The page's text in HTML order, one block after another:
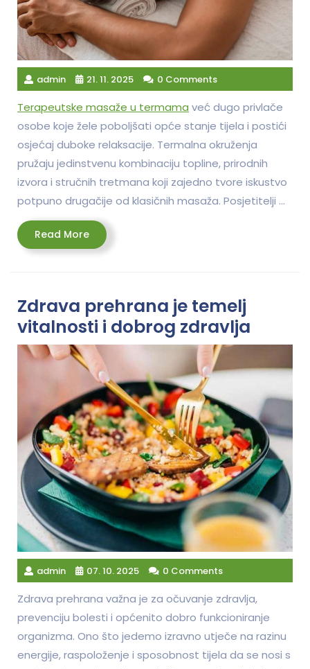
admin 21. 11. 2025 0 Comments
Terapeutske masaže u termama već dugo privlače
osobe koje žele poboljšati opće stanje tijela i postići
osjećaj duboke relaksacije. Termalna okruženja
pružaju jedinstvenu kombinaciju topline, prirodnih
izvora i stručnih tretmana koji zajedno tvore iskustvo
potpuno drugačije od klasičnih masaža. Posjetitelji …
Read MoreRead
More
Zdrava prehrana je temelj
vitalnosti i dobrog zdravlja
admin 07. 10. 2025 0 Comments
Zdrava prehrana važna je za očuvanje zdravlja,
prevenciju bolesti i općenito dobro funkcioniranje
organizma. Ono što jedemo izravno utječe na razinu
energije, raspoloženje i sposobnost tijela da se nosi s